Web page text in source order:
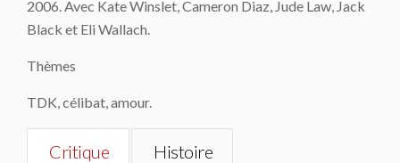
2006. Avec Kate Winslet, Cameron Diaz, Jude Law, Jack
Black et Eli Wallach.
Thèmes
TDK, célibat, amour.
Critique Histoire